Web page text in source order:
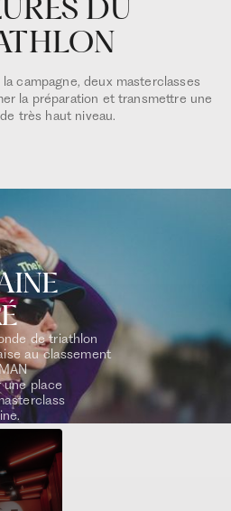
DU
campagne, deux masterclasses
la préparation et transmettre une
très haut niveau.
de triathlon
au classement
une place